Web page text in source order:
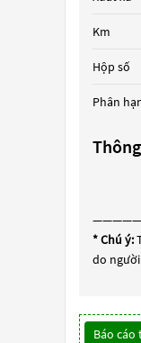
Km
Hộp số
Phân
* Chú ý:
do
Báo cáo